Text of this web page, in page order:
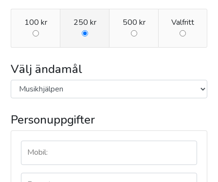
100 kr 250 kr 500 kr Valfritt
Välj ändamål
Ändamål
Personuppgifter
Mobil: